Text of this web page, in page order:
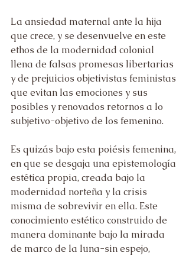
La ansiedad maternal ante la hija
que crece, y se desenvuelve en este
ethos de la modernidad colonial
llena de falsas promesas libertarias
y de prejuicios objetivistas feministas
que evitan las emociones y sus
posibles y renovados retornos a lo
subjetivo-objetivo de los femenino.
Es quizás bajo esta poiésis femenina,
en que se desgaja una epistemología
estética propia, creada bajo la
modernidad norteña y la crisis
misma de sobrevivir en ella. Este
conocimiento estético construido de
manera dominante bajo la mirada
de marco de la luna-sin espejo,